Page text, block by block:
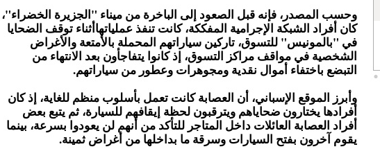
وحسب المصدر، فإنه قبل الصعود إلى الباخرة من ميناء "الجزيرة الخضراء"،
كان أفراد الشبكة الإجرامية المفككة، كانت تنفذ عملياتهاأثناء توقف الضحايا
في "بالمونيس" للتسوق، تاركين سياراتهم المحملة بالأمتعة والأغراض
الشخصية في مواقف مراكز التسوق، إذ كانوا يتفاجأون بعد الانتهاء من
التبضع باختفاء أموال نقدية ومجوهرات وعطور من سياراتهم.
وأبرز الموقع الإسباني، أن العصابة كانت تعمل بأسلوب منظم للغاية، إذ كان
أفرادها يختارون ضحاياهم ويترقبون لحظة إيقافهم للسيارة، ثم يتبع بعض
أفراد العصابة العائلات داخل المتاجر للتأكد من أنهم لن يعودوا بسرعة، بينما
يقوم آخرون بفتح السيارات وسرقة ما بداخلها من أغراض ثمينة.